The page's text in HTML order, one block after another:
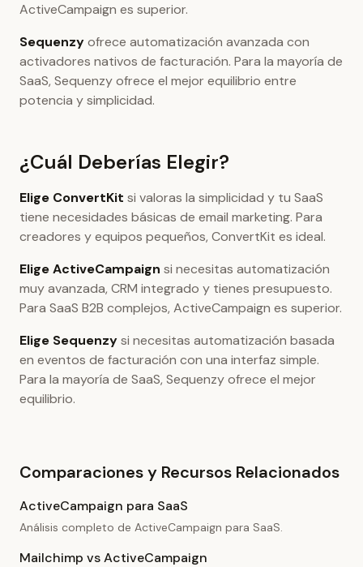
ActiveCampaign es superior.
Sequenzyofrece automatización avanzada con
activadores nativos de facturación. Para la mayoría de
SaaS, Sequenzy ofrece el mejor equilibrio entre
potencia y simplicidad.
¿Cuál Deberías Elegir?
Elige ConvertKit si valoras la simplicidad y tu SaaS
tiene necesidades básicas de email marketing. Para
creadores y equipos pequeños, ConvertKit es ideal.
Elige ActiveCampaign si necesitas automatización
muy avanzada, CRM integrado y tienes presupuesto.
Para SaaS B2B complejos, ActiveCampaign es superior.
Elige Sequenzysi necesitas automatización basada
en eventos de facturación con una interfaz simple.
Para la mayoría de SaaS, Sequenzy ofrece el mejor
equilibrio.
Comparaciones y Recursos Relacionados
ActiveCampaign para SaaS
Análisis completo de ActiveCampaign para SaaS.
Mailchimp vs ActiveCampaign